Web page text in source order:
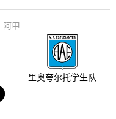
阿甲
里奥夸尔托学生队